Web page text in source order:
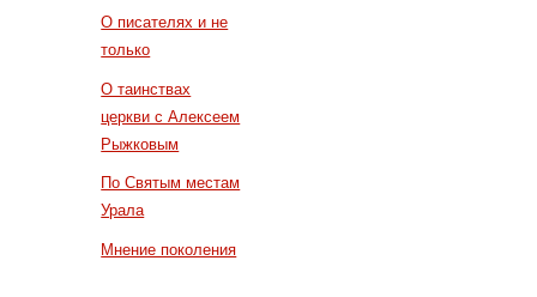
О писателях и не
только
О таинствах
церкви с Алексеем
Рыжковым
По Святым местам
Урала
Мнение поколения